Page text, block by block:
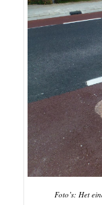
Foto’s: Het